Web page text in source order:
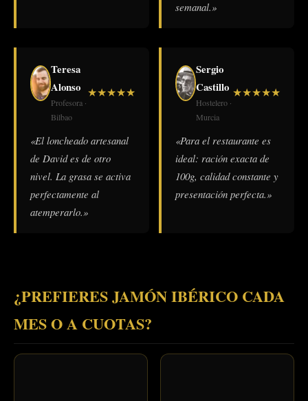
semanal.»
Teresa
Alonso
Profesora ·
Bilbao
★★★★★
«El loncheado artesanal
de David es de otro
nivel. La grasa se activa
perfectamente al
atemperarlo.»
Sergio
Castillo
Hostelero ·
Murcia
★★★★★
«Para el restaurante es
ideal: ración exacta de
100g, calidad constante y
presentación perfecta.»
¿PREFIERES JAMÓN IBÉRICO CADA
MES O A CUOTAS?